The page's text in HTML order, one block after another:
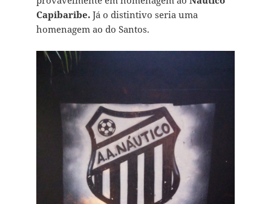
Capibaribe.Já o distintivo seria uma
homenagem ao do Santos.